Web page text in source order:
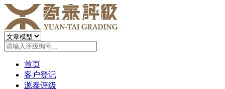
首页
客户登记
源泰评级